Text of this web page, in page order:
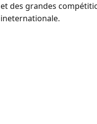
et des grandes
ineternationale.